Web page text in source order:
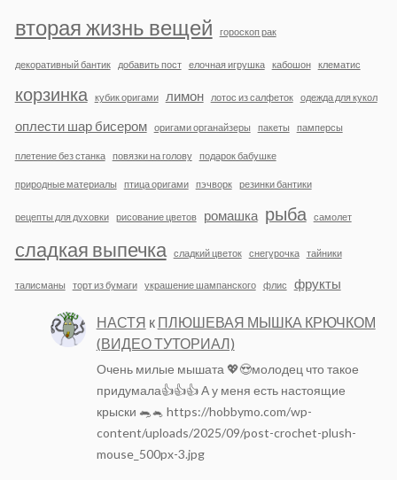
вторая жизнь вещей гороскоп рак
декоративный бантик добавить пост елочная игрушка кабошон клематис
корзинка кубик оригами лимон лотос из салфеток одежда для кукол
оплести шар бисером оригами органайзеры пакеты памперсы
плетение без станка повязки на голову подарок бабушке
природные материалы птица оригами пэчворк резинки бантики
рецепты для духовки рисование цветов ромашка рыба самолет
сладкая выпечка сладкий цветок снегурочка тайники
талисманы торт из бумаги украшение шампанского флис фрукты
НАСТЯ к ПЛЮШЕВАЯ МЫШКА КРЮЧКОМ
(ВИДЕО ТУТОРИАЛ)
Очень милые мышата 💖😍молодец что такое
придумала👍👍👍 А у меня есть настоящие
крыски 🐀🐁 https://hobbymo.com/wp-
content/uploads/2025/09/post-crochet-plush-
mouse_500px-3.jpg